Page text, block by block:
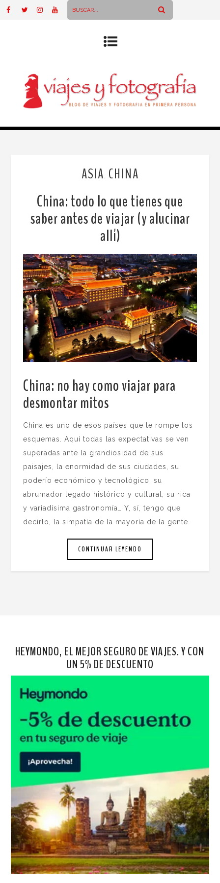
ASIA CHINA
China: todo lo que tienes que
saber antes de viajar (y alucinar
allí)
China: no hay como viajar para
desmontar mitos
China es uno de esos países que te rompe los
esquemas. Aquí todas las expectativas se ven
superadas ante la grandiosidad de sus
paisajes, la enormidad de sus ciudades, su
poderío económico y tecnológico, su
abrumador legado histórico y cultural, su rica
y variadísima gastronomía… Y, sí, tengo que
decirlo, la simpatía de la mayoría de la gente.
CONTINUAR LEYENDO
HEYMONDO, EL MEJOR SEGURO DE VIAJES. Y CON
UN 5% DE DESCUENTO